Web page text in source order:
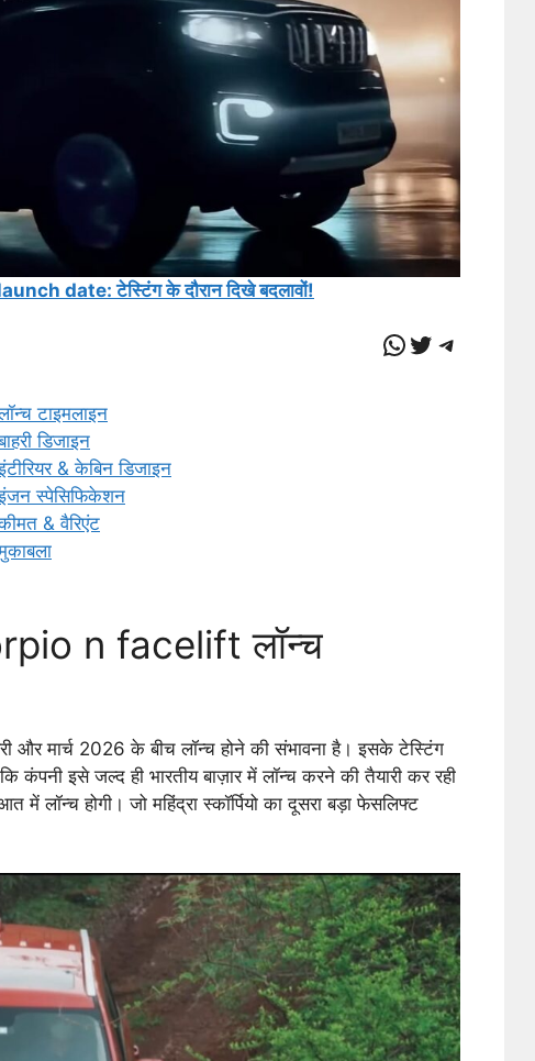
date: टेस्टिंग के दौरान दिखे बदलावों!
WhatsApp
Twitter
Telegram
टाइमलाइन
डिजाइन
& केबिन डिजाइन
स्पेसिफिकेशन
& वैरिएंट
n facelift लॉन्च
मार्च 2026 के बीच लॉन्च होने की संभावना है। इसके टेस्टिंग
कंपनी इसे जल्द ही भारतीय बाज़ार में लॉन्च करने की तैयारी कर रही
होगी। जो महिंद्रा स्कॉर्पियो का दूसरा बड़ा फेसलिफ्ट